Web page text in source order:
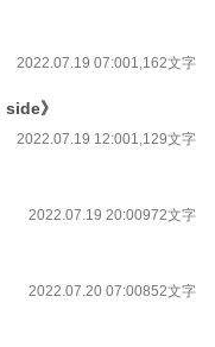
2022.07.19 07:001,162文字
》
2022.07.19 12:001,129文字
2022.07.19 20:00972文字
2022.07.20 07:00852文字